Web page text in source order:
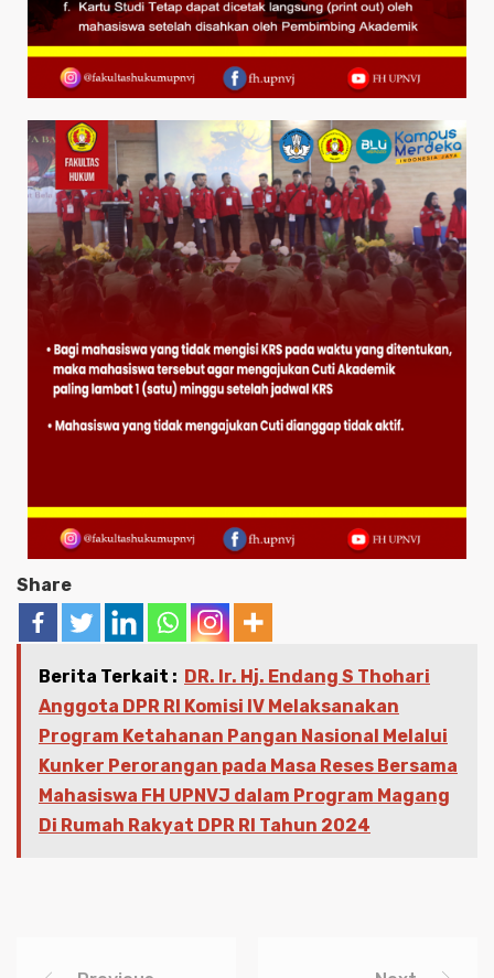
Share
Berita Terkait : DR. Ir. Hj. Endang S Thohari
Anggota DPR RI Komisi IV Melaksanakan
Program Ketahanan Pangan Nasional Melalui
Kunker Perorangan pada Masa Reses Bersama
Mahasiswa FH UPNVJ dalam Program Magang
Di Rumah Rakyat DPR RI Tahun 2024